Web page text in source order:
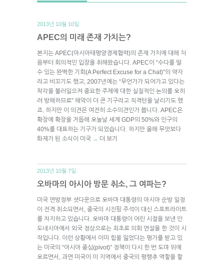
2013년 10월 10일.
APEC의 미래 존재 가치는?
본지는 APEC(아시아태평양경제협력)의 존재 가치에 대해 처
음부터 회의적인 입장을 취해왔습니다. APEC이 “수다를 떨
수 있는 완벽한 기회(A Perfect Excuse for a Chat)”의 약자
라고 비꼬기도 했고, 2007년에는 “무언가가 되어가고 있다는
착각을 불러일으켜 중요한 주제에 대한 실질적인 논의를 오히
려 방해하므로” 해악이 더 큰 기구라고 직격탄을 날리기도 했
죠. 하지만 이 의견은 여전히 소수의견인가 봅니다. APEC은
확장에 확장을 거듭해 오늘날 세계 GDP의 50%와 인구의
40%를 대표하는 기구가 되었습니다. 하지만 올해 무엇보다
화제가 된 소식이 미국 → 더 보기
2013년 10월 7일.
오바마의 아시아 방문 취소, 그 여파는?
미국 연방정부 셧다운으로 오바마 대통령의 아시아 순방 일정
이 전격 취소되면서, 중국의 시진핑 주석이 대신 스포트라이트
를 차지하고 있습니다. 오바마 대통령이 어린 시절을 보낸 인
도네시아에서 외국 정상으로는 최초로 의회 연설을 한 것이 시
작입니다. 이런 상황에서 이미 힘을 잃었다는 평가를 받고 있
는 미국의 “아시아 중심(pivot)” 정책이 다시 한 번 도마 위에
오르면서, 과연 미국이 이 지역에서 중국의 평행추 역할을 할